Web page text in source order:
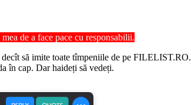
de a face pace cu responsabilii.
să imite toate tîmpeniile de pe FILELIST.RO.
în cap. Dar haideți să vedeți.